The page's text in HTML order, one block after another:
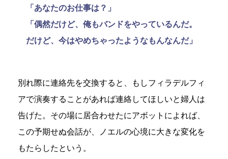
「あなたのお仕事は？」
「偶然だけど、俺もバンドをやっているんだ。
だけど、今はやめちゃったようなもんなんだ」
別れ際に連絡先を交換すると、もしフィラデルフィ
アで演奏することがあれば連絡してほしいと婦人は
告げた。その場に居合わせたにアボットによれば、
この予期せぬ会話が、ノエルの心境に大きな変化を
もたらしたという。